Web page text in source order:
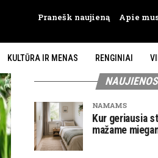
Pranešk naujieną Apie
KULTŪRA IR MENAS RENGINIAI
NAUJIENOS
NAMAMS
Kur geriausia
mažame